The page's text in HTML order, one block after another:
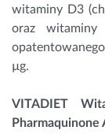
witaminy D3
oraz
µg.
VITADIET